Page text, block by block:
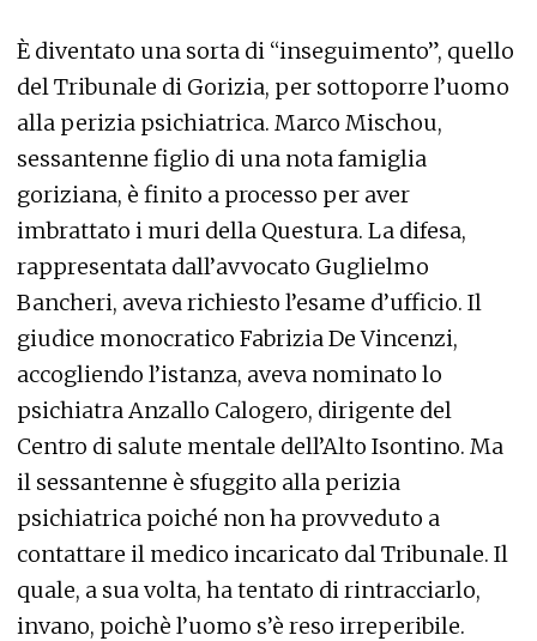
È diventato una sorta di “inseguimento”, quello
del Tribunale di Gorizia, per sottoporre l’uomo
alla perizia psichiatrica. Marco Mischou,
sessantenne figlio di una nota famiglia
goriziana, è finito a processo per aver
imbrattato i muri della Questura. La difesa,
rappresentata dall’avvocato Guglielmo
Bancheri, aveva richiesto l’esame d’ufficio. Il
giudice monocratico Fabrizia De Vincenzi,
accogliendo l’istanza, aveva nominato lo
psichiatra Anzallo Calogero, dirigente del
Centro di salute mentale dell’Alto Isontino. Ma
il sessantenne è sfuggito alla perizia
psichiatrica poiché non ha provveduto a
contattare il medico incaricato dal Tribunale. Il
quale, a sua volta, ha tentato di rintracciarlo,
invano, poichè l’uomo s’è reso irreperibile.